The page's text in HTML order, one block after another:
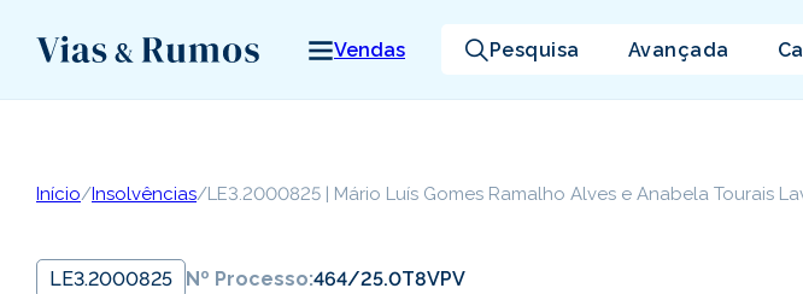
Vendas Pesquisa Avançada
Início/Insolvências/LE3.2000825 | Mário Luís Gomes Ramalho Alves e Anabela Tourais
LE3.2000825 Nº Processo:464/25.0T8VPV